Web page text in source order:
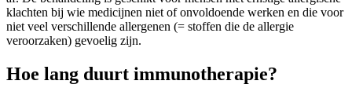
klachten bij wie medicijnen niet of onvoldoende werken en die voor
niet veel verschillende allergenen (= stoffen die de allergie
veroorzaken) gevoelig zijn.
Hoe lang duurt immunotherapie?